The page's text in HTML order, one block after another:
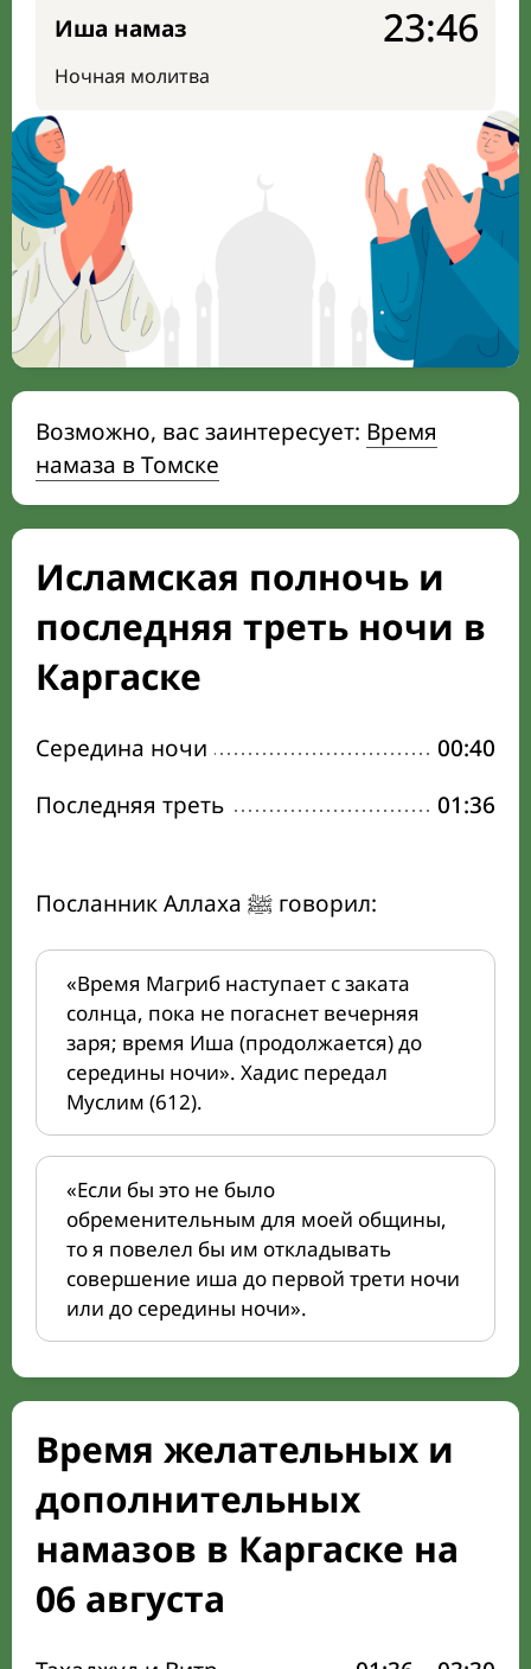
Иша намаз
Ночная молитва
23:46
Возможно, вас заинтересует: Время
намаза в Томске
Исламская полночь и
последняя треть ночи в
Каргаске
Середина ночи
00:40
Последняя треть
01:36
Посланник Аллаха ﷺ говорил:
«Время Магриб наступает с заката
солнца, пока не погаснет вечерняя
заря; время Иша (продолжается) до
середины ночи». Хадис передал
Муслим (612).
«Если бы это не было
обременительным для моей общины,
то я повелел бы им откладывать
совершение иша до первой трети ночи
или до середины ночи».
Время желательных и
дополнительных
намазов в Каргаске на
06 августа